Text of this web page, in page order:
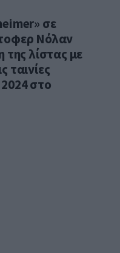
σε
Νόλαν
της λίστας με
ταινίες
στο